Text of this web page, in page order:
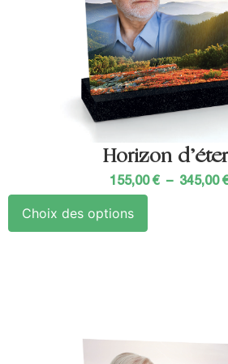
Horizon
155,00 € – 345,00
Choix des options